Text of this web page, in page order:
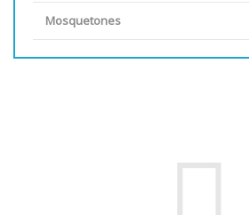
Mosquetones